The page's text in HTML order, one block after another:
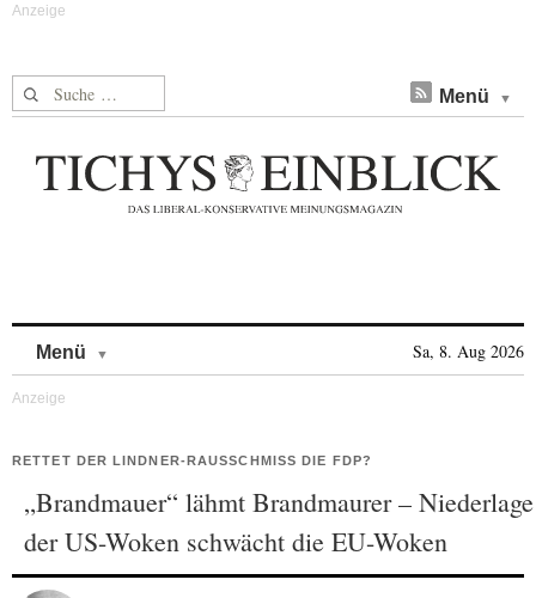
Suche nach: Menü
Menü Sa, 8. Aug 2026
RETTET DER LINDNER-RAUSSCHMISS DIE FDP?
„Brandmauer“ lähmt Brandmaurer – Niederlage
der US-Woken schwächt die EU-Woken